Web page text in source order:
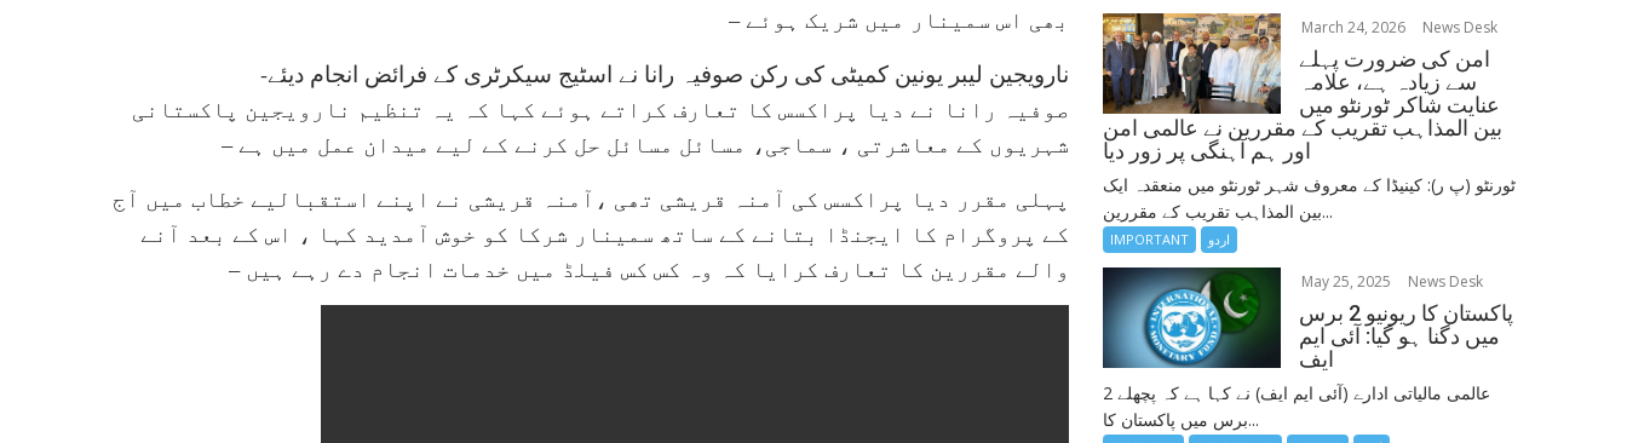
بھی اس سمینار میں شریک ہوئے –
نارویجین لیبر یونین کمیٹی کی رکن صوفیہ رانا نے اسٹیج سیکرٹری کے فرائض انجام دیئے-
صوفیہ رانا نے دیا پراکسس کا تعارف کراتے ہوئے کہا کہ یہ تنظیم نارویجین پاکستانی
شہریوں کے معاشرتی ، سماجی، مسائل مسائل حل کرنے کے لیے میدان عمل میں ہے –
پہلی مقرر دیا پراکسس کی آمنہ قریشی تھی ،آمنہ قریشی نے اپنے استقبالیے خطاب میں آج
کے پروگرام کا ایجنڈا بتانے کے ساتھ سمینار شرکا کو خوش آمدید کہا ، اس کے بعد آنے
والے مقررین کا تعارف کرایا کہ وہ کس کس فیلڈ میں خدمات انجام دے رہے ہیں –
March 24, 2026 News Desk
امن کی ضرورت پہلے
سے زیادہ ہے، علامہ
عنایت شاکر ٹورنٹو میں
بین المذاہب تقریب کے مقررین نے عالمی امن
اور ہم آہنگی پر زور دیا
ٹورنٹو (پ ر): کینیڈا کے معروف شہر ٹورنٹو میں منعقدہ ایک
بین المذاہب تقریب کے مقررین...
IMPORTANT اردو
May 25, 2025 News Desk
پاکستان کا ریونیو 2 برس
میں دگنا ہو گیا: آئی ایم
ایف
عالمی مالیاتی ادارے (آئی ایم ایف) نے کہا ہے کہ پچھلے 2
برس میں پاکستان کا...